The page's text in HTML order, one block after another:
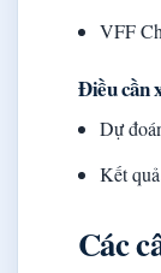
VFF
Điều cần
Dự
Kết
Các